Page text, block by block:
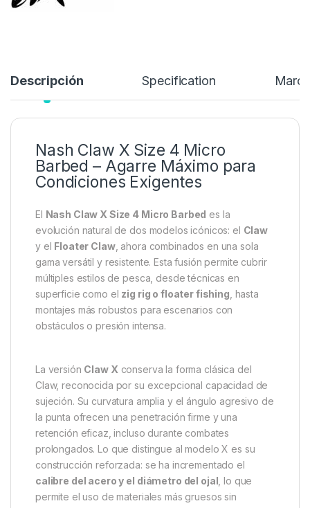
Descripción Specification Marca
Nash Claw X Size 4 Micro
Barbed – Agarre Máximo para
Condiciones Exigentes
El Nash Claw X Size 4 Micro Barbed es la
evolución natural de dos modelos icónicos: el Claw
y el Floater Claw, ahora combinados en una sola
gama versátil y resistente. Esta fusión permite cubrir
múltiples estilos de pesca, desde técnicas en
superficie como el zig rig o floater fishing , hasta
montajes más robustos para escenarios con
obstáculos o presión intensa.
La versión Claw X conserva la forma clásica del
Claw, reconocida por su excepcional capacidad de
sujeción. Su curvatura amplia y el ángulo agresivo de
la punta ofrecen una penetración firme y una
retención eficaz, incluso durante combates
prolongados. Lo que distingue al modelo X es su
construcción reforzada: se ha incrementado el
calibre del acero y el diámetro del ojal , lo que
permite el uso de materiales más gruesos sin